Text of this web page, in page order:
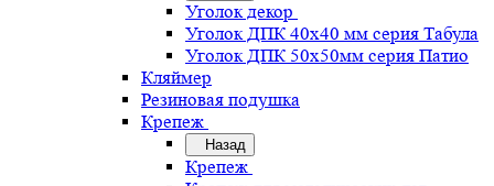
Уголок декор
Уголок ДПК 40х40 мм серия Табула
Уголок ДПК 50х50мм серия Патио
Кляймер
Резиновая подушка
Крепеж
Назад
Крепеж